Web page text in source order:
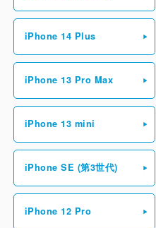
iPhone 14 Plus
iPhone 13 Pro Max
iPhone 13 mini
iPhone SE (第3世代)
iPhone 12 Pro